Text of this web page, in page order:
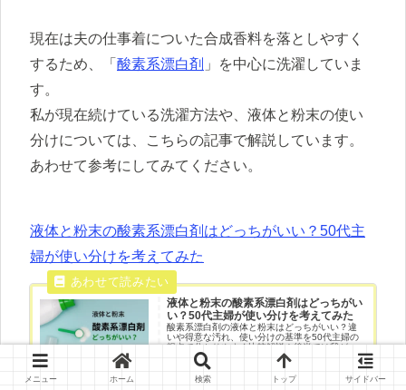
現在は夫の仕事着についた合成香料を落としやすく
するため、「 酸素系漂白剤 」を中心に洗濯していま
す。
私が現在続けている洗濯方法や、液体と粉末の使い
分けについては、こちらの記事で解説しています。
あわせて参考にしてみてください。
液体と粉末の酸素系漂白剤はどっちがいい？50代主
婦が使い分けを考えてみた
液体と粉末の酸素系漂白剤はどっちがい
い？50代主婦が使い分けを考えてみた
酸素系漂白剤の液体と粉末はどっちがいい？違
いや得意な汚れ、使い分けの基準を50代主婦の
視点で分かりやすく比較解説！後半では我が家
が粉末を愛用する理由や、25年試して行き着い
たお気に入りの無香料洗濯洗剤「浄」もご紹
介。自分に合う漂白剤がスッキリわかります。
nanamichannel.com 2026.06.13
メニュー ホーム 検索 トップ サイドバー